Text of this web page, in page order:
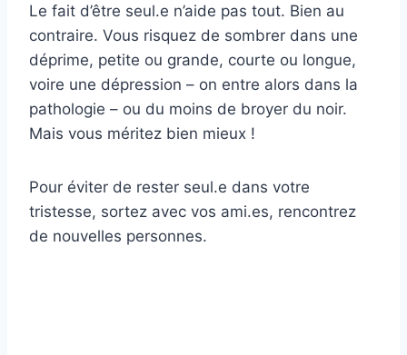
Le fait d’être seul.e n’aide pas tout. Bien au
contraire. Vous risquez de sombrer dans une
déprime, petite ou grande, courte ou longue,
voire une dépression – on entre alors dans la
pathologie – ou du moins de broyer du noir.
Mais vous méritez bien mieux !
Pour éviter de rester seul.e dans votre
tristesse, sortez avec vos ami.es, rencontrez
de nouvelles personnes.